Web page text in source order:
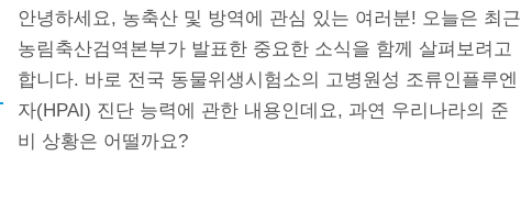
안녕하세요, 농축산 및 방역에 관심 있는 여러분! 오늘은 최근
농림축산검역본부가 발표한 중요한 소식을 함께 살펴보려고
합니다. 바로 전국 동물위생시험소의 고병원성 조류인플루엔
자(HPAI) 진단 능력에 관한 내용인데요, 과연 우리나라의 준
비 상황은 어떨까요?